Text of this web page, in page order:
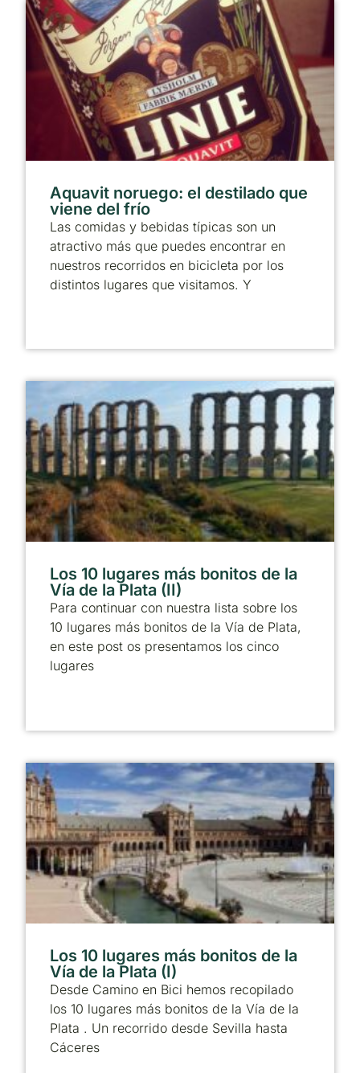
Aquavit noruego: el destilado que
viene del frío
Las comidas y bebidas típicas son un
atractivo más que puedes encontrar en
nuestros recorridos en bicicleta por los
distintos lugares que visitamos. Y
Los 10 lugares más bonitos de la
Vía de la Plata (II)
Para continuar con nuestra lista sobre los
10 lugares más bonitos de la Vía de Plata,
en este post os presentamos los cinco
lugares
Los 10 lugares más bonitos de la
Vía de la Plata (I)
Desde Camino en Bici hemos recopilado
los 10 lugares más bonitos de la Vía de la
Plata . Un recorrido desde Sevilla hasta
Cáceres